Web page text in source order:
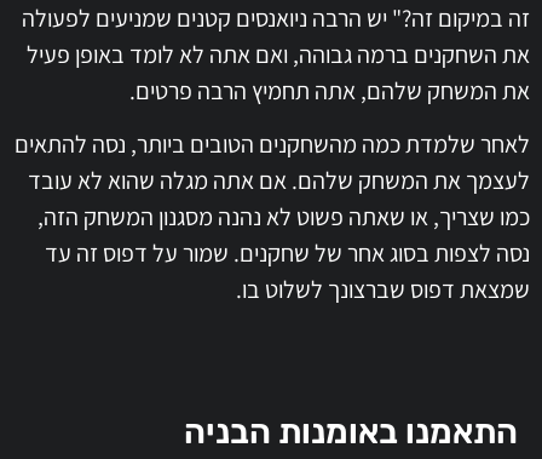
זה במיקום זה?" יש הרבה ניואנסים קטנים שמניעים לפעולה
את השחקנים ברמה גבוהה, ואם אתה לא לומד באופן פעיל
את המשחק שלהם, אתה תחמיץ הרבה פרטים.
לאחר שלמדת כמה מהשחקנים הטובים ביותר, נסה להתאים
לעצמך את המשחק שלהם. אם אתה מגלה שהוא לא עובד
כמו שצריך, או שאתה פשוט לא נהנה מסגנון המשחק הזה,
נסה לצפות בסוג אחר של שחקנים. שמור על דפוס זה עד
שמצאת דפוס שברצונך לשלוט בו.
התאמנו באומנות הבניה